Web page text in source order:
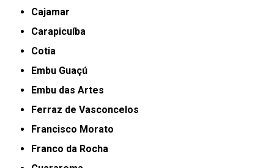
Cajamar
Carapicuíba
Cotia
Embu Guaçú
Embu das Artes
Ferraz de Vasconcelos
Francisco Morato
Franco da Rocha